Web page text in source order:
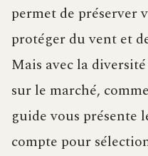
permet de préserver
protéger du vent et
Mais avec la
sur le marché,
guide vous présente
compte pour